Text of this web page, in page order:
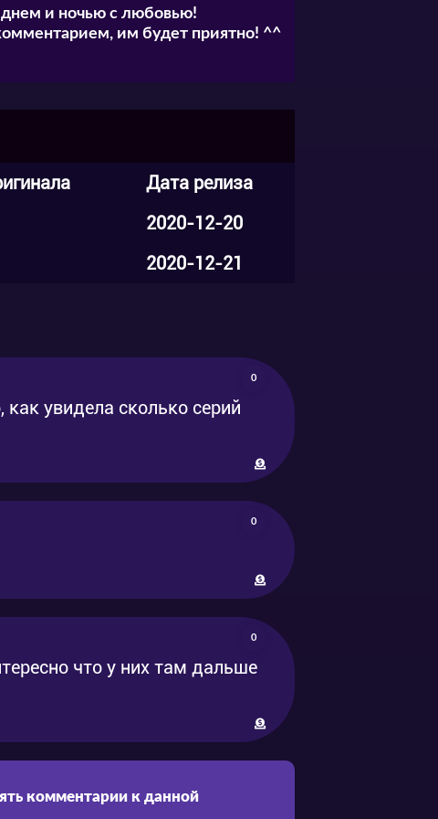
и ночью с любовью!
им будет приятно! ^^
Дата релиза
2020-12-20
2020-12-21
0
увидела сколько серий
0
0
что у них там дальше
комментарии к данной